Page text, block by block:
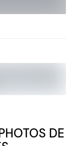
DE